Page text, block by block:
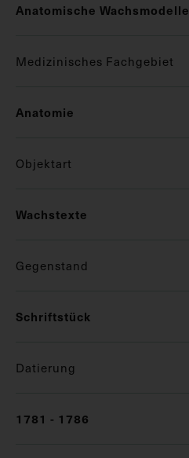
Anatomische Wachsmodelle
Medizinisches Fachgebiet
Anatomie
Objektart
Wachstexte
Gegenstand
Schriftstück
Datierung
1781 - 1786